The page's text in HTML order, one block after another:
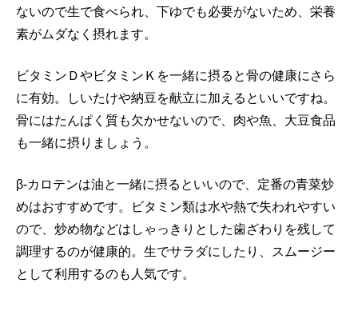
ないので生で食べられ、下ゆでも必要がないため、栄養
素がムダなく摂れます。
ビタミンＤやビタミンＫを一緒に摂ると骨の健康にさら
に有効。しいたけや納豆を献立に加えるといいですね。
骨にはたんぱく質も欠かせないので、肉や魚、大豆食品
も一緒に摂りましょう。
β-カロテンは油と一緒に摂るといいので、定番の青菜炒
めはおすすめです。ビタミン類は水や熱で失われやすい
ので、炒め物などはしゃっきりとした歯ざわりを残して
調理するのが健康的。生でサラダにしたり、スムージー
として利用するのも人気です。